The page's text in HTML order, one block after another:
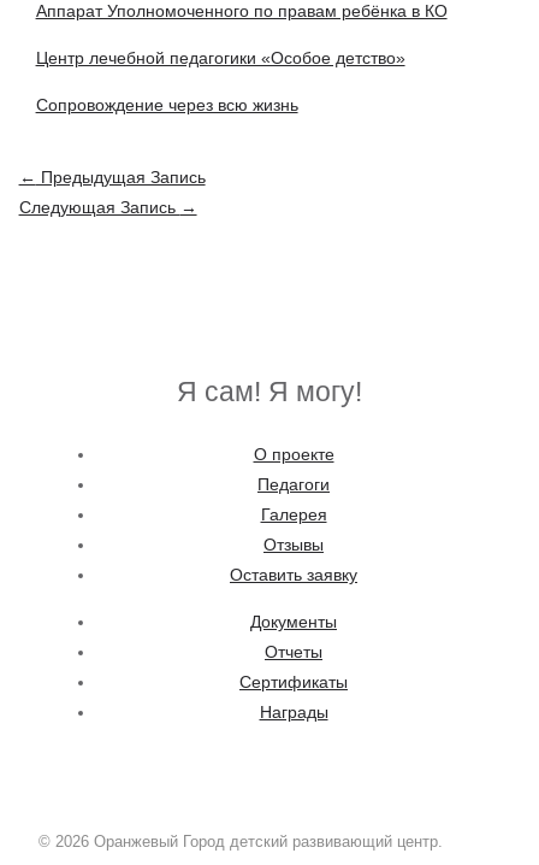
Аппарат Уполномоченного по правам ребёнка в КО
Центр лечебной педагогики «Особое детство»
Сопровождение через всю жизнь
Навигация
по
← Предыдущая Запись
Следующая Запись →
Я сам! Я могу!
О проекте
Педагоги
Галерея
Отзывы
Оставить заявку
Документы
Отчеты
Сертификаты
Награды
© 2026 Оранжевый Город детский развивающий центр.